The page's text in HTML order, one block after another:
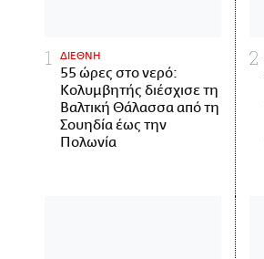
ΔΙΕΘΝΗ
55 ώρες στο νερό:
Κολυμβητής διέσχισε τη
Βαλτική Θάλασσα από τη
Σουηδία έως την
Πολωνία